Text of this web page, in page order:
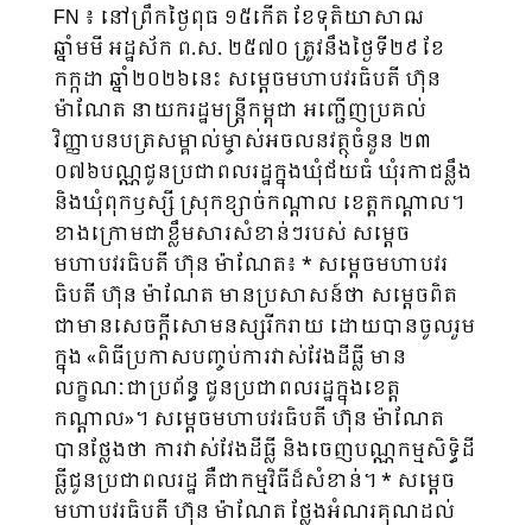
FN​ ៖ នៅព្រឹកថ្ងៃពុធ ១៥កើត ខែទុតិយាសាឍ
ឆ្នាំមមី អដ្ឋស័ក ព.ស. ២៥៧០ ត្រូវនឹងថ្ងៃទី២៩ ខែ
កក្កដា ឆ្នាំ២០២៦នេះ សម្តេចមហាបវរធិបតី ហ៊ុន
ម៉ាណែត នាយករដ្ឋមន្ត្រីកម្ពុជា អញ្ជើញប្រគល់
វិញ្ញាបនបត្រសម្គាល់​ម្ចាស់​​​អចល​នវត្ថុចំនួន ២៣
០៧៦បណ្ណជូនប្រជាពលរដ្ឋក្នុងឃុំជ័យធំ ឃុំរ​កា​ជន្លឹង
និងឃុំពុកឫស្សី ស្រុកខ្សាច់កណ្តាល ខេត្តកណ្តាល។
ខាងក្រោមជាខ្លឹមសារសំខាន់ៗរបស់ សម្តេច
មហាបវរធិបតី ហ៊ុន ម៉ាណែត៖ * សម្តេចមហាបវរ
ធិបតី ហ៊ុន ម៉ាណែត មានប្រសាសន៍ថា សម្តេចពិត
ជាមានសេចក្តីសោមនស្សរីករាយ ដោយបានចូលរួម
ក្នុង «ពិធីប្រកាសបញ្ចប់ការវាស់វែងដីធ្លី មាន
លក្ខណៈជាប្រព័ន្ធ ជូ​នប្រជាពលរដ្ឋ​ក្នុងខេត្ត
កណ្តាល»។ សម្តេចមហាបវរធិបតី ហ៊ុន ម៉ាណែត
បានថ្លែងថា ការវាស់វែងដីធ្លី និងចេញបណ្ណកម្មសិទ្ធិដី
ធ្លីជូនប្រជាពលរដ្ឋ គឺជាកម្មវិធីដ៏សំខាន់។ * សម្តេច
មហាបវរធិបតី ហ៊ុន ម៉ាណែត ថ្លែងអំណរគុណដល់